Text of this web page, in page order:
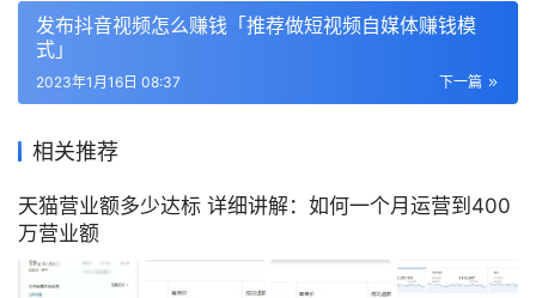
发布抖音视频怎么赚钱「推荐做短视频自媒体赚钱模
式」
下一篇
2023年1月16日 08:37
相关推荐
天猫营业额多少达标 详细讲解：如何一个月运营到400
万营业额